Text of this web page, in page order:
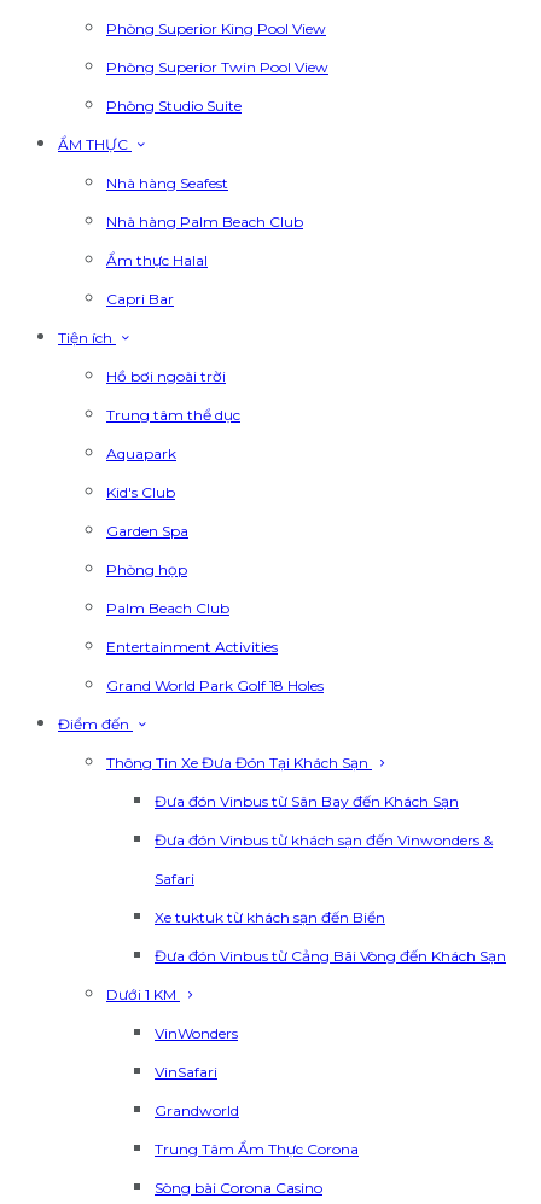
Phòng Superior King Pool View
Phòng Superior Twin Pool View
Phòng Studio Suite
ẨM THỰC
Nhà hàng Seafest
Nhà hàng Palm Beach Club
Ẩm thực Halal
Capri Bar
Tiện ích
Hồ bơi ngoài trời
Trung tâm thể dục
Aquapark
Kid's Club
Garden Spa
Phòng họp
Palm Beach Club
Entertainment Activities
Grand World Park Golf 18 Holes
Điểm đến
Thông Tin Xe Đưa Đón Tại Khách Sạn
Đưa đón Vinbus từ Sân Bay đến Khách Sạn
Đưa đón Vinbus từ khách sạn đến Vinwonders &
Safari
Xe tuktuk từ khách sạn đến Biển
Đưa đón Vinbus từ Cảng Bãi Vòng đến Khách Sạn
Dưới 1 KM
VinWonders
VinSafari
Grandworld
Trung Tâm Ẩm Thực Corona
Sòng bài Corona Casino